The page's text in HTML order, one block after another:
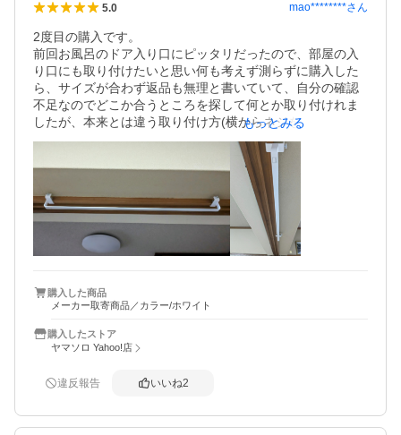
5.0 mao********さん
2度目の購入です。
前回お風呂のドア入り口にピッタリだったので、部屋の入
り口にも取り付けたいと思い何も考えず測らずに購入した
ら、サイズが合わず返品も無理と書いていて、自分の確認
不足なのでどこか合うところを探して何とか取り付けれま
したが、本来とは違う取り付け方(横からネジを締める)しか
無理で、ハンガーを掛けて試したら、グラつきなどなくネ
ジもしっかり締まって大丈夫そうなのでこのまま使用した
いと思います。
ネットでいろいろと調べましたが、やっぱりこの取り付け
方はどこにも載っていなかったです笑
この取り付け方いいんですかね…？(¯∇¯٥)
もっとみる
購入した商品
メーカー取寄商品／カラー/ホワイト
購入したストア
ヤマソロ Yahoo!店
違反報告 いいね2